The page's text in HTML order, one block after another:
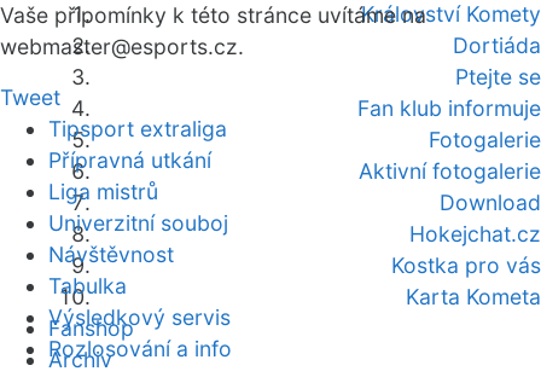
Království Komety
Dortiáda
Ptejte se
Fan klub informuje
Fotogalerie
Aktivní fotogalerie
Download
Hokejchat.cz
Kostka pro vás
Karta Kometa
Fanshop
Archiv
Vaše připomínky k této stránce uvítáme na
webmaster@esports.cz.
Tweet
Tipsport extraliga
Přípravná utkání
Liga mistrů
Univerzitní souboj
Návštěvnost
Tabulka
Výsledkový servis
Rozlosování a info